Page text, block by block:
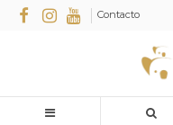
Contacto